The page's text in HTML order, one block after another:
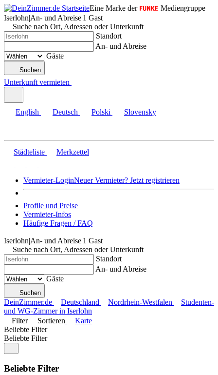
Eine Marke der
Mediengruppe
Iserlohn|An- und Abreise|1 Gast
Suche nach Ort, Adressen oder Unterkunft
Standort
An- und Abreise
Gäste
Suchen
Unterkunft vermieten
English Deutsch Polski Slovensky
Städteliste Merkzettel
Vermieter-LoginNeuer Vermieter? Jetzt registrieren
Profile und Preise
Vermieter-Infos
Häufige Fragen / FAQ
Iserlohn|An- und Abreise|1 Gast
Suche nach Ort, Adressen oder Unterkunft
Standort
An- und Abreise
Gäste
Suchen
DeinZimmer.de Deutschland Nordrhein-Westfalen
Studenten-
und WG-Zimmer in Iserlohn
Filter
Sortieren
Karte
Beliebte Filter
Beliebte Filter
Beliebte Filter